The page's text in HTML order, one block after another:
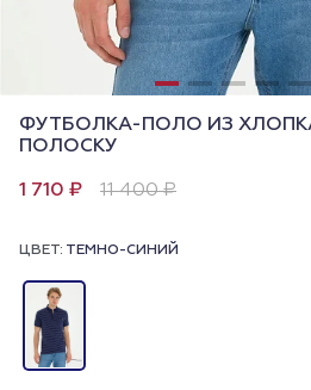
ФУТБОЛКА-ПОЛО ИЗ
ПОЛОСКУ
1 710 ₽ 11 400 ₽
ЦВЕТ: ТЕМНО-СИНИЙ